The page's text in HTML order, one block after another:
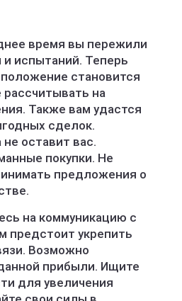
время вы пережили
и испытаний. Теперь
становится
на
Также вам удастся
сделок.
оставит вас.
покупки. Не
предложения о
на коммуникацию с
предстоит укрепить
Возможно
прибыли. Ищите
для увеличения